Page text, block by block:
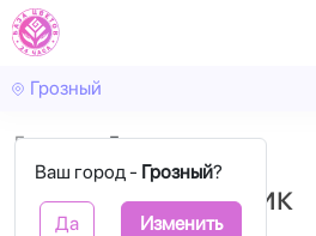
Грозный
Ваш город - Грозный?
Да Изменить
Главная Гвоздика
Букеты из гвоздик